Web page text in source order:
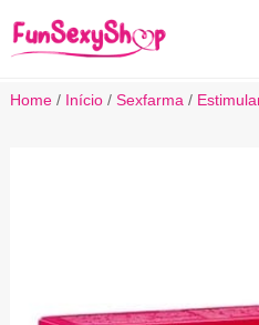
Home/ Início/ Sexfarma /